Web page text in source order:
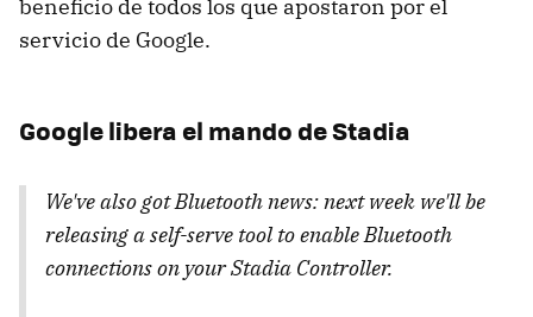
beneficio de todos los que apostaron por el
servicio de Google.
Google libera el mando de Stadia
We've also got Bluetooth news: next week we'll be
releasing a self-serve tool to enable Bluetooth
connections on your Stadia Controller.